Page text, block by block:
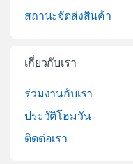
สถานะจัดส่งสินค้า
เกี่ยวกับเรา
ร่วมงานกับเรา
ประวัติโฮมวัน
ติดต่อเรา